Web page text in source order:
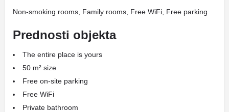
Non-smoking rooms, Family rooms, Free WiFi, Free parking
Prednosti objekta
The entire place is yours
50 m² size
Free on-site parking
Free WiFi
Private bathroom